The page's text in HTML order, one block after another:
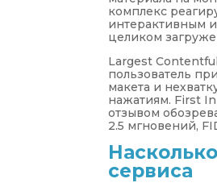
комплекс
интерактивным
целиком
Largest
пользователь
макета и
нажатиям. First
отзывом
2.5 мгновений,
сервиса